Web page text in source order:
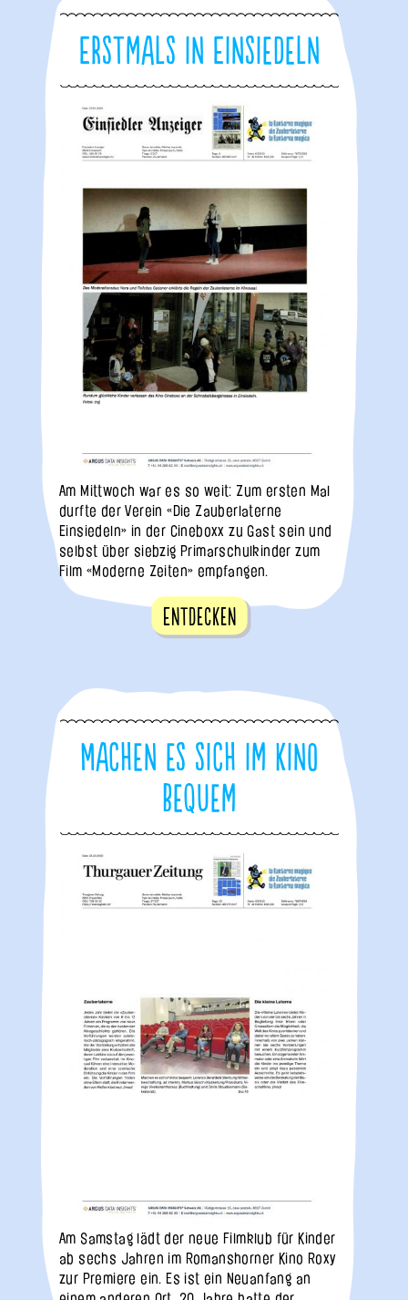
Erstmals in Einsiedeln
Am Mittwoch war es so weit: Zum ersten Mal
durfte der Verein «Die Zauberlaterne
Einsiedeln» in der Cineboxx zu Gast sein und
selbst über siebzig Primarschulkinder zum
Film «Moderne Zeiten» empfangen.
Entdecken
Machen es sich im Kino
bequem
Am Samstag lädt der neue Filmklub für Kinder
ab sechs Jahren im Romanshorner Kino Roxy
zur Premiere ein. Es ist ein Neuanfang an